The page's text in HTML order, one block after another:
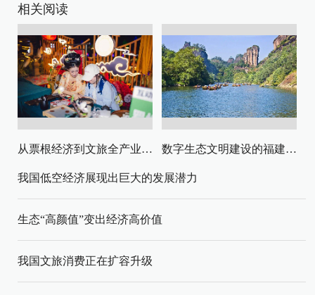
相关阅读
从票根经济到文旅全产业链升级 数字生态文明建设的福建路径与启示
我国低空经济展现出巨大的发展潜力
生态“高颜值”变出经济高价值
我国文旅消费正在扩容升级